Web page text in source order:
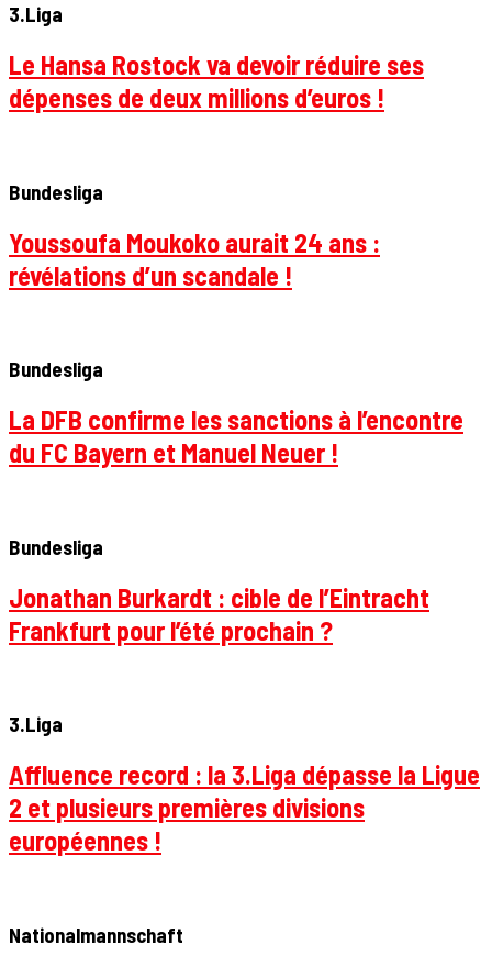
3.Liga
Le Hansa Rostock va devoir réduire ses
dépenses de deux millions d’euros !
Bundesliga
Youssoufa Moukoko aurait 24 ans :
révélations d’un scandale !
Bundesliga
La DFB confirme les sanctions à l’encontre
du FC Bayern et Manuel Neuer !
Bundesliga
Jonathan Burkardt : cible de l’Eintracht
Frankfurt pour l’été prochain ?
3.Liga
Affluence record : la 3.Liga dépasse la Ligue
2 et plusieurs premières divisions
européennes !
Nationalmannschaft